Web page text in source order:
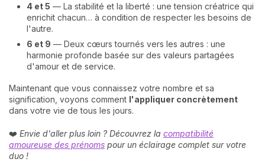
4 et 5 — La stabilité et la liberté : une tension créatrice qui
enrichit chacun… à condition de respecter les besoins de
l'autre.
6 et 9 — Deux cœurs tournés vers les autres : une
harmonie profonde basée sur des valeurs partagées
d'amour et de service.
Maintenant que vous connaissez votre nombre et sa
signification, voyons comment l'appliquer concrètement
dans votre vie de tous les jours.
❤️ Envie d'aller plus loin ? Découvrez la compatibilité
amoureuse des prénoms pour un éclairage complet sur votre
duo !